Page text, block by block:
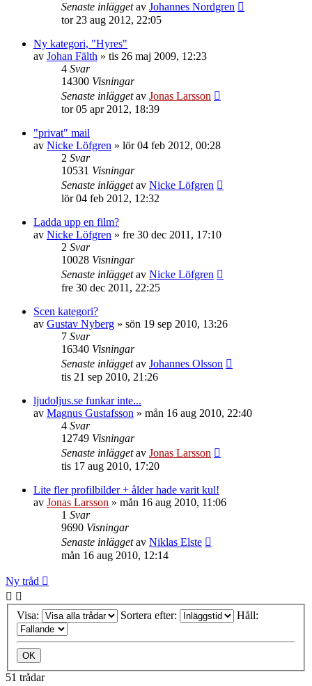
Senaste inläggetav Johannes Nordgren
tor 23 aug 2012, 22:05
Ny kategori, "Hyres"
av Johan Fälth » tis 26 maj 2009, 12:23
4 Svar
14300 Visningar
Senaste inläggetav Jonas Larsson
tor 05 apr 2012, 18:39
"privat" mail
av Nicke Löfgren » lör 04 feb 2012, 00:28
2 Svar
10531 Visningar
Senaste inläggetav Nicke Löfgren
lör 04 feb 2012, 12:32
Ladda upp en film?
av Nicke Löfgren » fre 30 dec 2011, 17:10
2 Svar
10028 Visningar
Senaste inläggetav Nicke Löfgren
fre 30 dec 2011, 22:25
Scen kategori?
av Gustav Nyberg » sön 19 sep 2010, 13:26
7 Svar
16340 Visningar
Senaste inläggetav Johannes Olsson
tis 21 sep 2010, 21:26
ljudoljus.se funkar inte...
av Magnus Gustafsson » mån 16 aug 2010, 22:40
4 Svar
12749 Visningar
Senaste inläggetav Jonas Larsson
tis 17 aug 2010, 17:20
Lite fler profilbilder + ålder hade varit kul!
av Jonas Larsson » mån 16 aug 2010, 11:06
1 Svar
9690 Visningar
Senaste inläggetav Niklas Elste
mån 16 aug 2010, 12:14
Ny tråd
Visa: Sortera efter: Håll:
51 trådar